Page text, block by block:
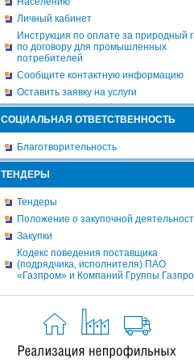
Личный кабинет
Инструкция по оплате за природный
по договору для промышленных
потребителей
Сообщите контактную информацию
Оставить заявку на услуги
СОЦИАЛЬНАЯ ОТВЕТСТВЕННОСТЬ
Благотворительность
ТЕНДЕРЫ
Тендеры
Положение о закупочной
Закупки
Кодекс поведения поставщика
(подрядчика, исполнителя) ПАО
«Газпром» и Компаний Группы